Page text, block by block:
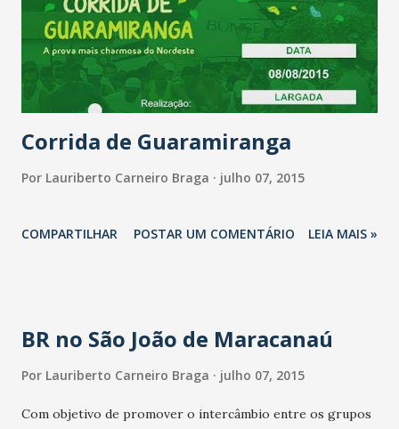
Corrida de Guaramiranga
Por Lauriberto Carneiro Braga julho 07, 2015
COMPARTILHAR POSTAR UM COMENTÁRIO LEIA MAIS »
BR no São João de Maracanaú
Por Lauriberto Carneiro Braga julho 07, 2015
Com objetivo de promover o intercâmbio entre os grupos